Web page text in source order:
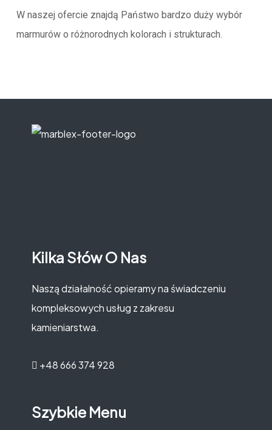
W naszej ofercie znajdą Państwo bardzo duży wybór
marmurów o różnorodnych kolorach i strukturach.
Kilka Słów O Nas
Naszą działalność opieramy na świadczeniu
kompleksowych usług z zakresu
kamieniarstwa.
+48 666 374 928
Szybkie Menu